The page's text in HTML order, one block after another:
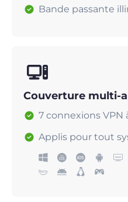
Bande passante
Couverture multi-
7 connexions VPN
Applis pour tout